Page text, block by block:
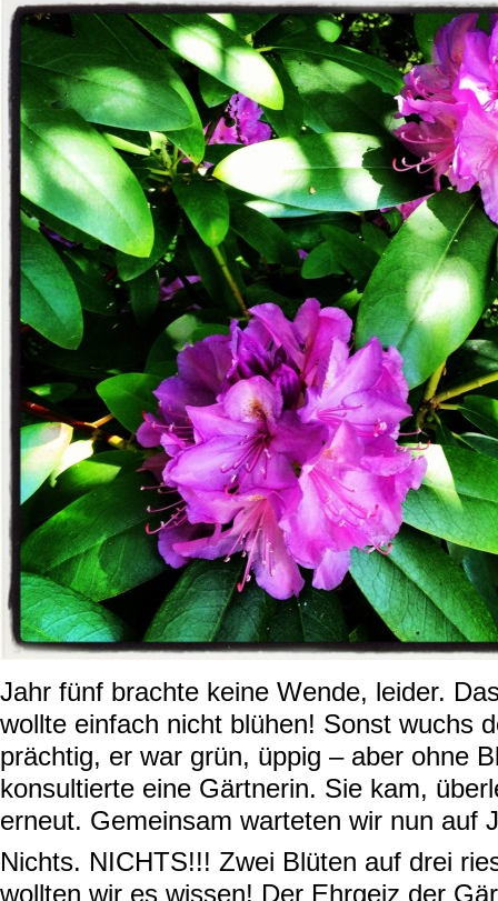
Jahr fünf brachte keine Wende, leider.
wollte einfach nicht blühen! Sonst wuchs
prächtig, er war grün, üppig – aber ohne
konsultierte eine Gärtnerin. Sie kam,
erneut. Gemeinsam warteten wir nun auf
Nichts. NICHTS!!! Zwei Blüten auf drei
wollten wir es wissen! Der Ehrgeiz der